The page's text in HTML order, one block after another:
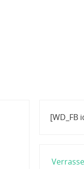
[WD_FB